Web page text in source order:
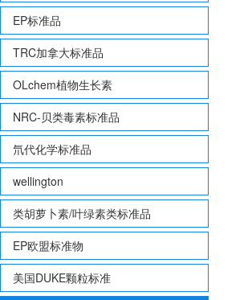
EP标准品
TRC加拿大标准品
OLchem植物生长素
NRC-贝类毒素标准品
氘代化学标准品
wellington
类胡萝卜素/叶绿素类标准品
EP欧盟标准物
美国DUKE颗粒标准